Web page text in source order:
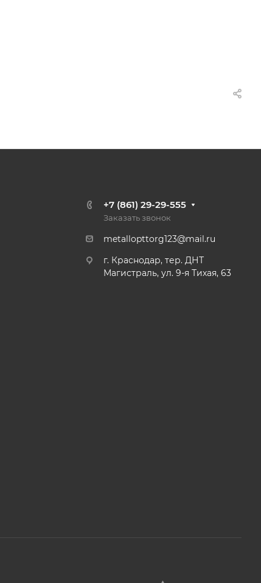
+7 (861) 29-29-555
Заказать звонок
metallopttorg123@mail.ru
г. Краснодар, тер. ДНТ
Магистраль, ул. 9-я Тихая, 63